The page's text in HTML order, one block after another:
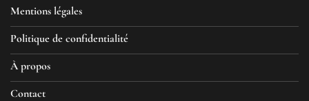
Mentions légales
Politique de confidentialité
À propos
Contact